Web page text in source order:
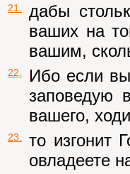
21.
дабы
ваших на
вашим,
22.
Ибо если
заповедую
вашего,
23.
то изгонит
овладеете